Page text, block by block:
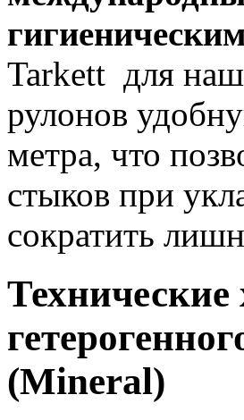
Tarkett для
рулонов
метра, что
стыков при
сократить
Технические
(Mineral)